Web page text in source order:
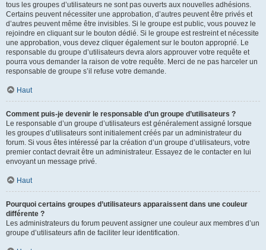
tous les groupes d’utilisateurs ne sont pas ouverts aux nouvelles adhésions.
Certains peuvent nécessiter une approbation, d’autres peuvent être privés et
d’autres peuvent même être invisibles. Si le groupe est public, vous pouvez le
rejoindre en cliquant sur le bouton dédié. Si le groupe est restreint et nécessite
une approbation, vous devez cliquer également sur le bouton approprié. Le
responsable du groupe d’utilisateurs devra alors approuver votre requête et
pourra vous demander la raison de votre requête. Merci de ne pas harceler un
responsable de groupe s’il refuse votre demande.
Haut
Comment puis-je devenir le responsable d’un groupe d’utilisateurs ?
Le responsable d’un groupe d’utilisateurs est généralement assigné lorsque
les groupes d’utilisateurs sont initialement créés par un administrateur du
forum. Si vous êtes intéressé par la création d’un groupe d’utilisateurs, votre
premier contact devrait être un administrateur. Essayez de le contacter en lui
envoyant un message privé.
Haut
Pourquoi certains groupes d’utilisateurs apparaissent dans une couleur
différente ?
Les administrateurs du forum peuvent assigner une couleur aux membres d’un
groupe d’utilisateurs afin de faciliter leur identification.